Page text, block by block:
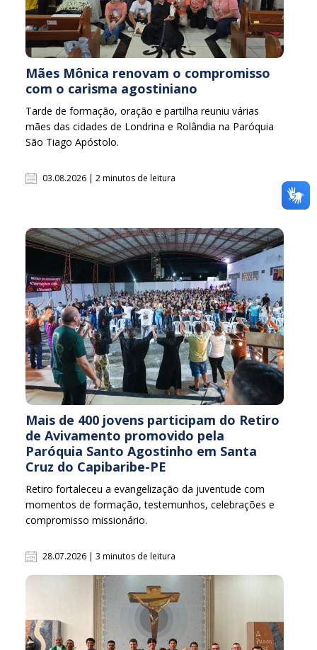
Mães Mônica renovam o compromisso
com o carisma agostiniano
Tarde de formação, oração e partilha reuniu várias
mães das cidades de Londrina e Rolândia na Paróquia
São Tiago Apóstolo.
03.08.2026 | 2 minutos de leitura
Mais de 400 jovens participam do Retiro
de Avivamento promovido pela
Paróquia Santo Agostinho em Santa
Cruz do Capibaribe-PE
Retiro fortaleceu a evangelização da juventude com
momentos de formação, testemunhos, celebrações e
compromisso missionário.
28.07.2026 | 3 minutos de leitura